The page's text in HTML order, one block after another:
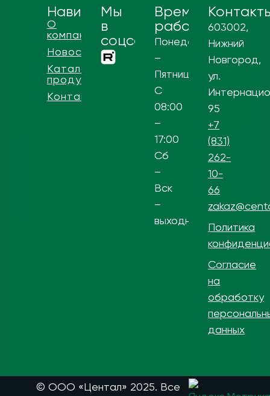
Навигация
О
компании
Новости
Каталог
продукции
Контакты
Мы
в
соцсетях
Время
работы
Понедельник
–
Пятница
С
08:00
–
17:00
Сб
–
Вск
–
выходной
603002,
Нижний
Новгород,
ул.
95
+7
(831)
262-
10-
66
Политика
Согласие
на
обработку
данных
© ООО «Центал» 2025. Все